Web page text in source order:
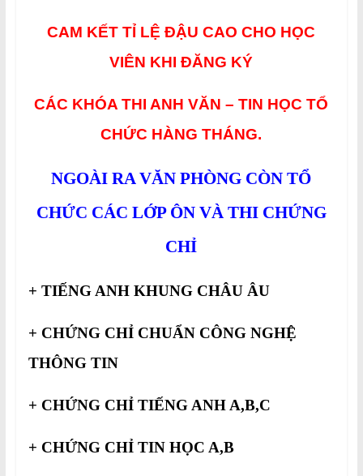
CAM KẾT TỈ LỆ ĐẬU CAO CHO HỌC
VIÊN KHI ĐĂNG KÝ
CÁC KHÓA THI ANH VĂN – TIN HỌC TỔ
CHỨC HÀNG THÁNG.
NGOÀI RA VĂN PHÒNG CÒN TỔ
CHỨC CÁC LỚP ÔN VÀ THI CHỨNG
CHỈ
+ TIẾNG ANH KHUNG CHÂU ÂU
+ CHỨNG CHỈ CHUẨN CÔNG NGHỆ
THÔNG TIN
+ CHỨNG CHỈ TIẾNG ANH A,B,C
+ CHỨNG CHỈ TIN HỌC A,B